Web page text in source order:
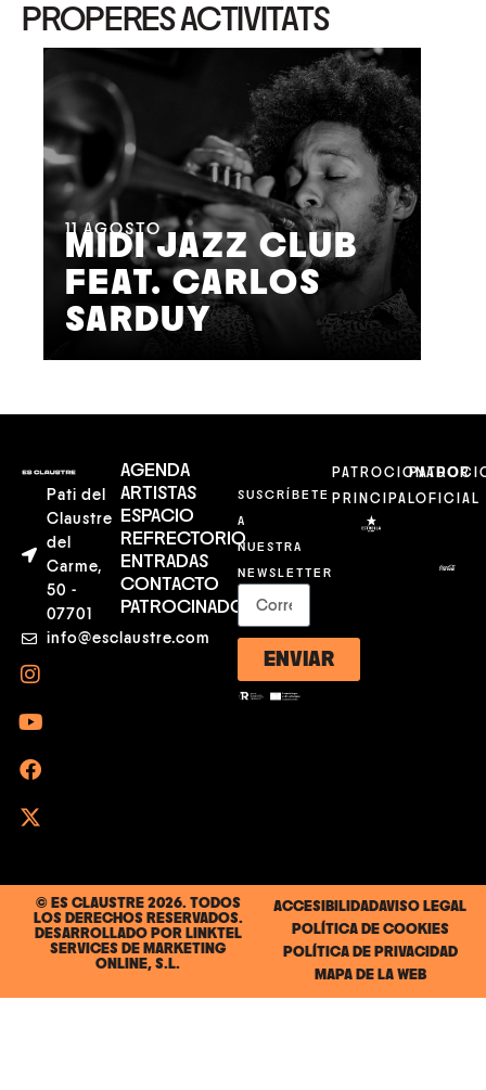
PROPERES ACTIVITATS
11 AGOSTO
MIDI JAZZ CLUB
FEAT. CARLOS
SARDUY
Pati del
Claustre
del
Carme,
50 -
07701
info@esclaustre.com
AGENDA
ARTISTAS
ESPACIO
REFRECTORIO
ENTRADAS
CONTACTO
PATROCINADORES
SUSCRÍBETE
A
NUESTRA
NEWSLETTER
ENVIAR
PATROCIONADOR
PRINCIPALOFICIAL
© ES CLAUSTRE 2026. TODOS
LOS DERECHOS RESERVADOS.
DESARROLLADO POR LINKTEL
SERVICES DE MARKETING
ONLINE, S.L.
ACCESIBILIDADAVISO LEGAL
POLÍTICA DE COOKIES
POLÍTICA DE PRIVACIDAD
MAPA DE LA WEB